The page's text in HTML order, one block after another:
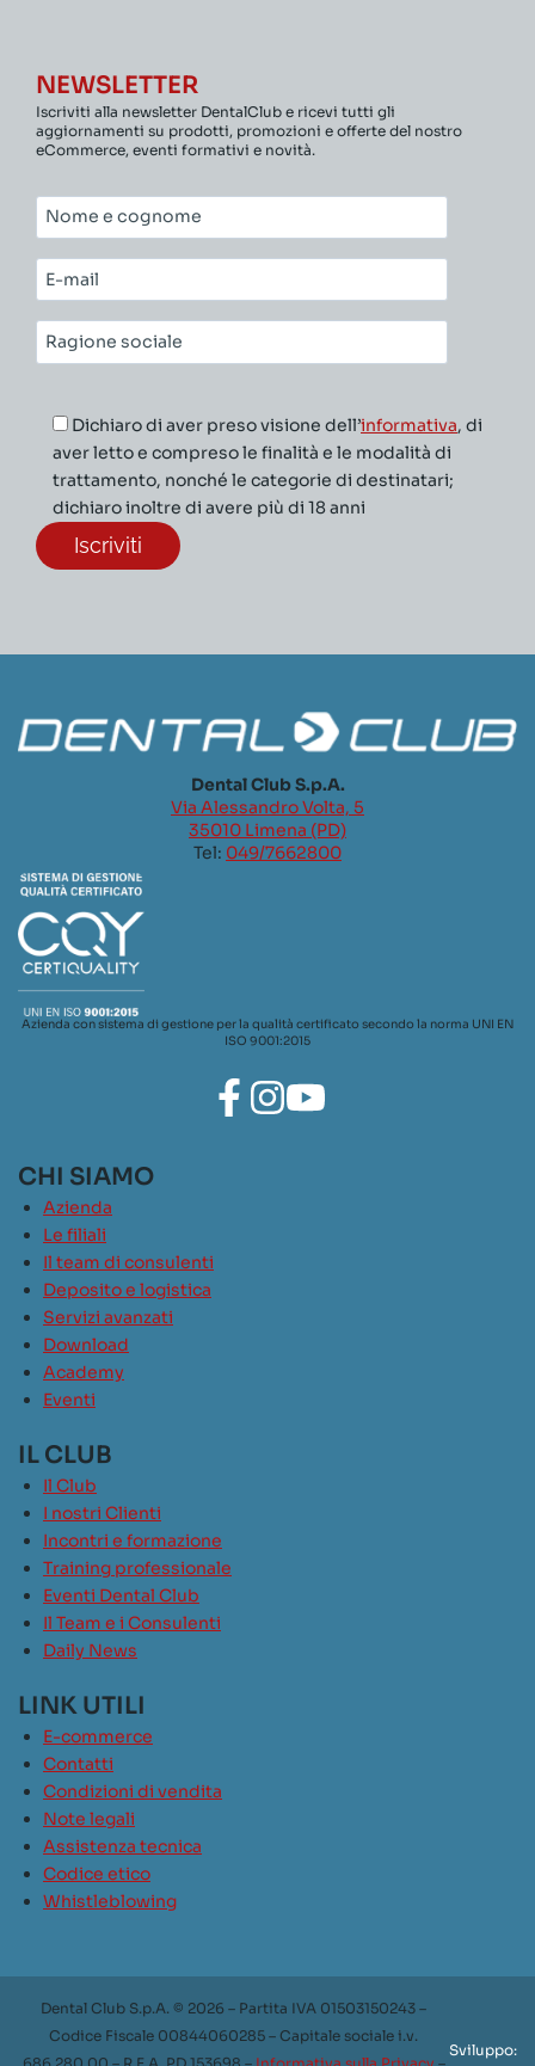
NEWSLETTER
Iscriviti alla newsletter DentalClub e ricevi tutti gli
aggiornamenti su prodotti, promozioni e offerte del nostro
eCommerce, eventi formativi e novità.
Nome
e
cognome*
E-
mail*
Ragione
sociale*
Dichiaro di aver preso visione dell’informativa, di
aver letto e compreso le finalità e le modalità di
trattamento, nonché le categorie di destinatari;
dichiaro inoltre di avere più di 18 anni
Dental Club S.p.A.
Via Alessandro Volta, 5
35010 Limena (PD)
Tel: 049/7662800
Azienda con sistema di gestione per la qualità certificato secondo la norma UNI EN
ISO 9001:2015
CHI SIAMO
Azienda
Le filiali
Il team di consulenti
Deposito e logistica
Servizi avanzati
Download
Academy
Eventi
IL CLUB
Il Club
I nostri Clienti
Incontri e formazione
Training professionale
Eventi Dental Club
Il Team e i Consulenti
Daily News
LINK UTILI
E-commerce
Contatti
Condizioni di vendita
Note legali
Assistenza tecnica
Codice etico
Whistleblowing
Dental Club S.p.A. © 2026 – Partita IVA 01503150243 –
Codice Fiscale 00844060285 – Capitale sociale i.v.
Sviluppo: